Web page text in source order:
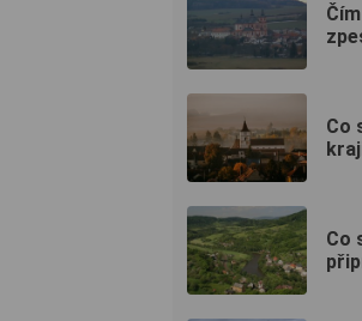
Co
Co